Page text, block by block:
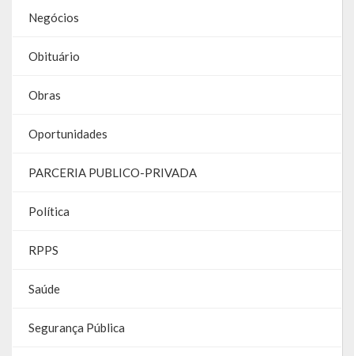
PPA
LOA
LDO
Transparência
Apresentação
Negócios
Obituário
Obras
Oportunidades
PARCERIA PUBLICO-PRIVADA
Política
RPPS
Saúde
Segurança Pública